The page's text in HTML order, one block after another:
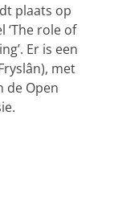
plaats op
role of
Er is een
met
de Open